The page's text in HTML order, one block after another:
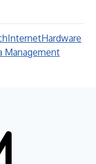
InternetHardware
Management